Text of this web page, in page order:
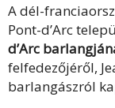
A dél-
Pont-d’Arc
d’Arc
felfedezőjéről,
barlangászról